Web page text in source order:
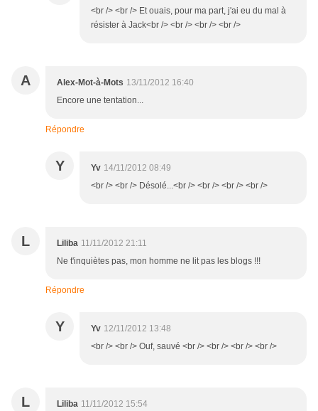
<br /> <br /> Et ouais, pour ma part, j'ai eu du mal à
résister à Jack<br /> <br /> <br /> <br />
A Alex-Mot-à-Mots 13/11/2012 16:40
Encore une tentation...
Répondre
Y Yv 14/11/2012 08:49
<br /> <br /> Désolé...<br /> <br /> <br /> <br />
L Liliba 11/11/2012 21:11
Ne t'inquiètes pas, mon homme ne lit pas les blogs !!!
Répondre
Y Yv 12/11/2012 13:48
<br /> <br /> Ouf, sauvé <br /> <br /> <br /> <br />
L Liliba 11/11/2012 15:54